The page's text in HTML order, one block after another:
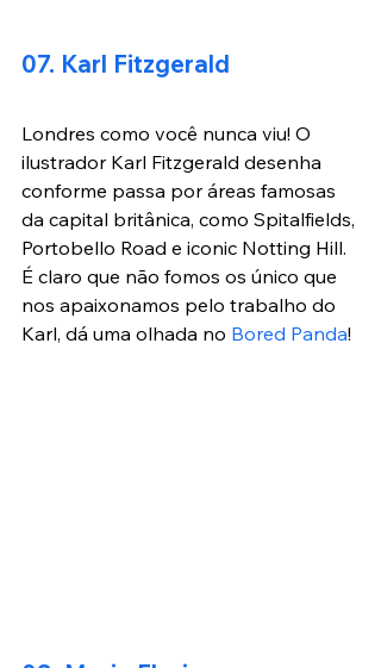
07. Karl Fitzgerald
Londres como você nunca viu! O
ilustrador Karl Fitzgerald desenha
conforme passa por áreas famosas
da capital britânica, como Spitalfields,
Portobello Road e iconic Notting Hill.
É claro que não fomos os único que
nos apaixonamos pelo trabalho do
Karl, dá uma olhada no Bored Panda!